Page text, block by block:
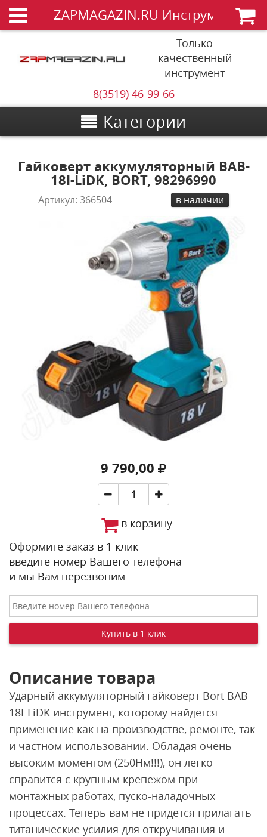
ZAPMAGAZIN.RU Инструменты
Только
качественный
инструмент
8(3519) 46-99-66
Категории
Гайковерт аккумуляторный BAB-
18I-LiDK, BORT, 98296990
Артикул:366504 в наличии
9 790,00
в корзину
Оформите заказ в 1 клик —
введите номер Вашего телефона
и мы Вам перезвоним
Описание товара
Ударный аккумуляторный гайковерт Bort BAB-
18I-LiDK инструмент, которому найдется
применение как на производстве, ремонте, так
и частном использовании. Обладая очень
высоким моментом (250Нм!!!), он легко
справится с крупным крепежом при
монтажных работах, пуско-наладочных
процессах. Теперь вам не придется прилагать
титанические усилия для откручивания и